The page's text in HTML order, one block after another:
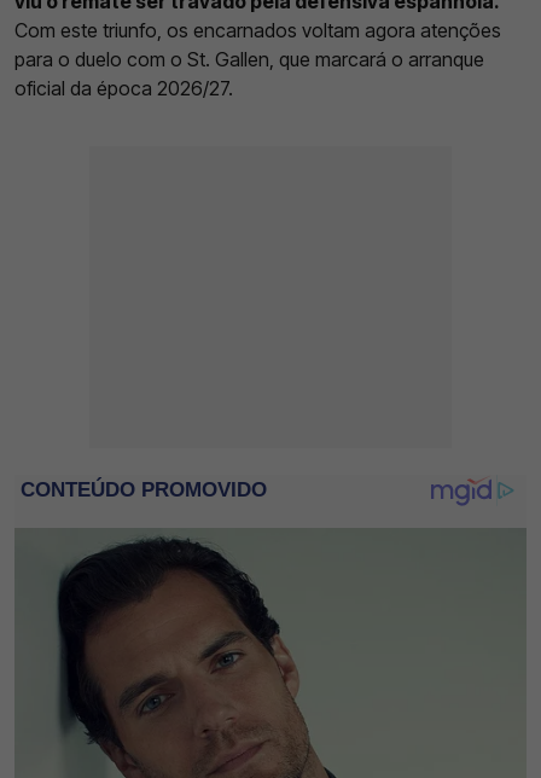
Com este triunfo, os encarnados voltam agora atenções
para o duelo com o St. Gallen, que marcará o arranque
oficial da época 2026/27.